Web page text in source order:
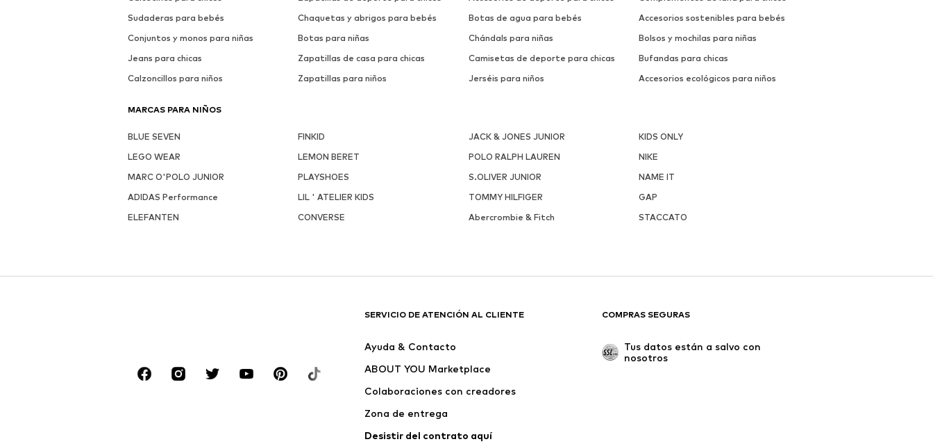
Sudaderas para bebés
Chaquetas y abrigos para bebés Botas de agua para bebés
Accesorios sostenibles para bebés
Conjuntos y monos para niñas
Botas para niñas Chándals para niñas
Bolsos y mochilas para niñas
Jeans para chicas
Zapatillas de casa para chicas Camisetas de deporte para chicas
Bufandas para chicas
Calzoncillos para niños
Zapatillas para niños Jerséis para niños Accesorios ecológicos para niños
MARCAS PARA NIÑOS
BLUE SEVEN FINKID JACK & JONES JUNIOR
KIDS ONLY
LEGO WEAR
LEMON BERET POLO RALPH LAUREN
NIKE
MARC O'POLO JUNIOR
PLAYSHOES S.OLIVER JUNIOR
NAME IT
ADIDAS Performance
LIL ' ATELIER KIDS TOMMY HILFIGER
GAP
ELEFANTEN
CONVERSE Abercrombie & Fitch STACCATO
SERVICIO DE ATENCIÓN AL CLIENTE
Ayuda & Contacto
ABOUT YOU Marketplace
Colaboraciones con creadores
Zona de entrega
Desistir del contrato aquí
COMPRAS SEGURAS
Tus datos están a salvo con
nosotros